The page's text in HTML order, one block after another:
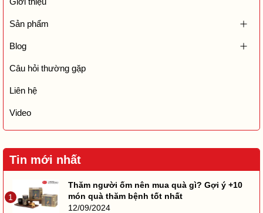
Sản phẩm
Blog
Câu hỏi thường gặp
Liên hệ
Video
Tin mới nhất
1
Thăm người ốm nên mua quà gì? Gợi ý +10
món quà thăm bệnh tốt nhất
12/09/2024